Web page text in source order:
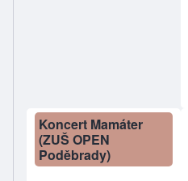
Koncert Mamáter
(ZUŠ OPEN
Poděbrady)